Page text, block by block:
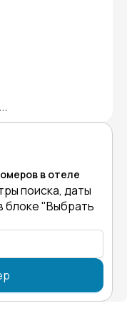
в отеле
поиска, даты
блоке "Выбрать